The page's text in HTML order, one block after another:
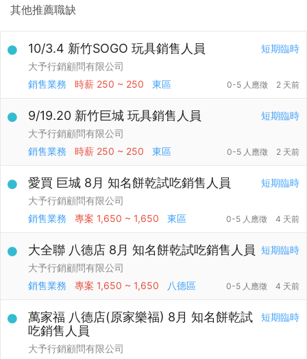
其他推薦職缺
短期臨時
10/3.4 新竹SOGO 玩具銷售人員
大予行銷顧問有限公司
銷售業務
時薪 250 ~ 250 東區 0-5 人應徵 2 天前
短期臨時
9/19.20 新竹巨城 玩具銷售人員
大予行銷顧問有限公司
銷售業務
時薪 250 ~ 250 東區 0-5 人應徵 2 天前
短期臨時
愛買 巨城 8月 知名餅乾試吃銷售人員
大予行銷顧問有限公司
銷售業務
專案 1,650 ~ 1,650 東區 0-5 人應徵 4 天前
短期臨時
大全聯 八德店 8月 知名餅乾試吃銷售人員
大予行銷顧問有限公司
銷售業務
專案 1,650 ~ 1,650 八德區 0-5 人應徵 4 天前
短期臨時
萬家福 八德店(原家樂福) 8月 知名餅乾試
吃銷售人員
大予行銷顧問有限公司